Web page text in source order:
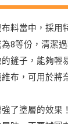
料當中，採用
8等份，清潔
鏟子，能夠輕
布，可用於將
了塗層的效果！